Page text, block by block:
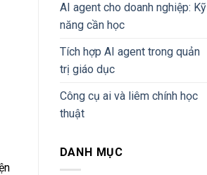
AI agent cho doanh nghiệp: Kỹ
năng cần học
Tích hợp AI agent trong quản
trị giáo dục
Công cụ ai và liêm chính học
thuật
DANH MỤC